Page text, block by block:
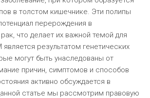
в толстом кишечнике. Эти полипы
перерождения в
что делает их важной темой для
результатом генетических
могут быть унаследованы от
причин, симптомов и способов
активно обсуждается в
статье мы рассмотрим правовую